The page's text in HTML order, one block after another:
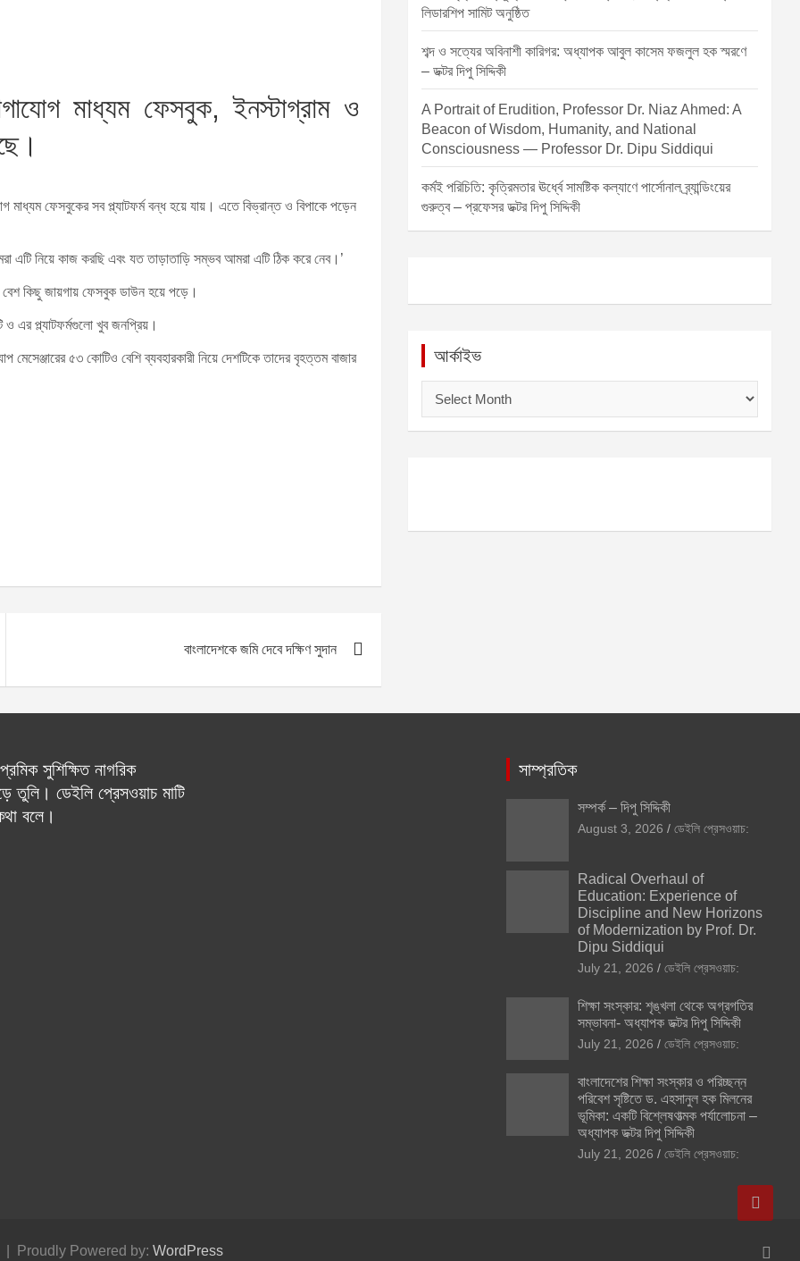
মাধ্যম ফেসবুক, ইনস্টাগ্রাম ও
মাধ্যম ফেসবুকের সব প্ল্যাটফর্ম বন্ধ হয়ে যায়। এতে বিভ্রান্ত ও বিপাকে পড়েন
এটি নিয়ে কাজ করছি এবং যত তাড়াতাড়ি সম্ভব আমরা এটি ঠিক করে নেব।’
বেশ কিছু জায়গায় ফেসবুক ডাউন হয়ে পড়ে।
ও এর প্ল্যাটফর্মগুলো খুব জনপ্রিয়।
৫৩ কোটিও বেশি ব্যবহারকারী নিয়ে দেশটিকে তাদের বৃহত্তম বাজার
বাংলাদেশকে জমি দেবে দক্ষিণ সুদান
লিডারশিপ সামিট অনুষ্ঠিত
শব্দ ও সত্যের অবিনাশী কারিগর: অধ্যাপক আবুল কাসেম ফজলুল হক স্মরণে
– ডক্টর দিপু সিদ্দিকী
A Portrait of Erudition, Professor Dr. Niaz Ahmed: A
Beacon of Wisdom, Humanity, and National
Consciousness — Professor Dr. Dipu Siddiqui
কর্মই পরিচিতি: কৃত্রিমতার ঊর্ধ্বে সামষ্টিক কল্যাণে পার্সোনাল ব্র্যান্ডিংয়ের
গুরুত্ব – প্রফেসর ডক্টর দিপু সিদ্দিকী
আর্কাইভ
ই
সুশিক্ষিত নাগরিক
তুলি। ডেইলি প্রেসওয়াচ মাটি
বলে।
সাম্প্রতিক
সম্পর্ক – দিপু সিদ্দিকী
August 3, 2026 ডেইলি প্রেসওয়াচ:
Radical Overhaul of
Education: Experience of
Discipline and New Horizons
of Modernization by Prof. Dr.
Dipu Siddiqui
July 21, 2026 ডেইলি প্রেসওয়াচ:
শিক্ষা সংস্কার: শৃঙ্খলা থেকে অগ্রগতির
সম্ভাবনা- অধ্যাপক ডক্টর দিপু সিদ্দিকী
July 21, 2026 ডেইলি প্রেসওয়াচ:
বাংলাদেশের শিক্ষা সংস্কার ও পরিচ্ছন্ন
পরিবেশ সৃষ্টিতে ড. এহসানুল হক মিলনের
ভূমিকা: একটি বিশ্লেষণাত্মক পর্যালোচনা –
অধ্যাপক ডক্টর দিপু সিদ্দিকী
July 21, 2026 ডেইলি প্রেসওয়াচ:
Proudly Powered by: WordPress